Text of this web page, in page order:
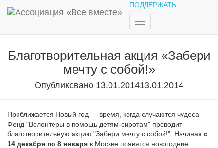
ПОДДЕРЖАТЬ
ВХОД В ЛИЧНЫЙ КАБИНЕТ
ПОДДЕРЖАТЬ
Переключить
Благотворительная акция «Забери
мечту с собой!»
Опубликовано 13.01.201413.01.2014
Приближается Новый год — время, когда случаются чудеса.
Фонд "Волонтеры в помощь детям-сиротам" проводит
благотворительную акцию "Забери мечту с собой!". Начиная с
14 декабря по 8 января в Москве появятся новогодние